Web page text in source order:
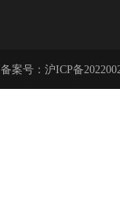
案号： 沪ICP备